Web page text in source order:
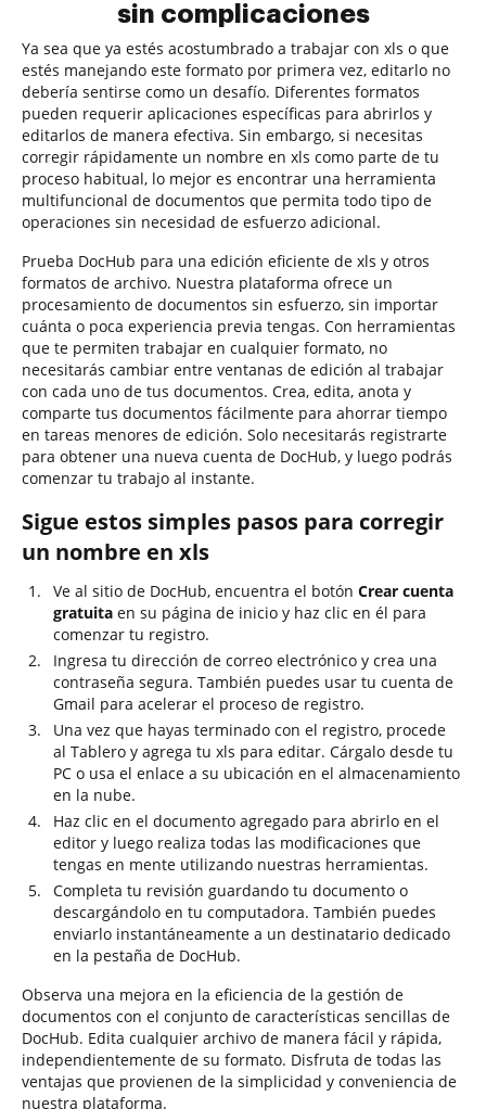
sin complicaciones
Ya sea que ya estés acostumbrado a trabajar con xls o que
estés manejando este formato por primera vez, editarlo no
debería sentirse como un desafío. Diferentes formatos
pueden requerir aplicaciones específicas para abrirlos y
editarlos de manera efectiva. Sin embargo, si necesitas
corregir rápidamente un nombre en xls como parte de tu
proceso habitual, lo mejor es encontrar una herramienta
multifuncional de documentos que permita todo tipo de
operaciones sin necesidad de esfuerzo adicional.
Prueba DocHub para una edición eficiente de xls y otros
formatos de archivo. Nuestra plataforma ofrece un
procesamiento de documentos sin esfuerzo, sin importar
cuánta o poca experiencia previa tengas. Con herramientas
que te permiten trabajar en cualquier formato, no
necesitarás cambiar entre ventanas de edición al trabajar
con cada uno de tus documentos. Crea, edita, anota y
comparte tus documentos fácilmente para ahorrar tiempo
en tareas menores de edición. Solo necesitarás registrarte
para obtener una nueva cuenta de DocHub, y luego podrás
comenzar tu trabajo al instante.
Sigue estos simples pasos para corregir
un nombre en xls
Ve al sitio de DocHub, encuentra el botón Crear cuenta
gratuita en su página de inicio y haz clic en él para
comenzar tu registro.
Ingresa tu dirección de correo electrónico y crea una
contraseña segura. También puedes usar tu cuenta de
Gmail para acelerar el proceso de registro.
Una vez que hayas terminado con el registro, procede
al Tablero y agrega tu xls para editar. Cárgalo desde tu
PC o usa el enlace a su ubicación en el almacenamiento
en la nube.
Haz clic en el documento agregado para abrirlo en el
editor y luego realiza todas las modificaciones que
tengas en mente utilizando nuestras herramientas.
Completa tu revisión guardando tu documento o
descargándolo en tu computadora. También puedes
enviarlo instantáneamente a un destinatario dedicado
en la pestaña de DocHub.
Observa una mejora en la eficiencia de la gestión de
documentos con el conjunto de características sencillas de
DocHub. Edita cualquier archivo de manera fácil y rápida,
independientemente de su formato. Disfruta de todas las
ventajas que provienen de la simplicidad y conveniencia de
nuestra plataforma.